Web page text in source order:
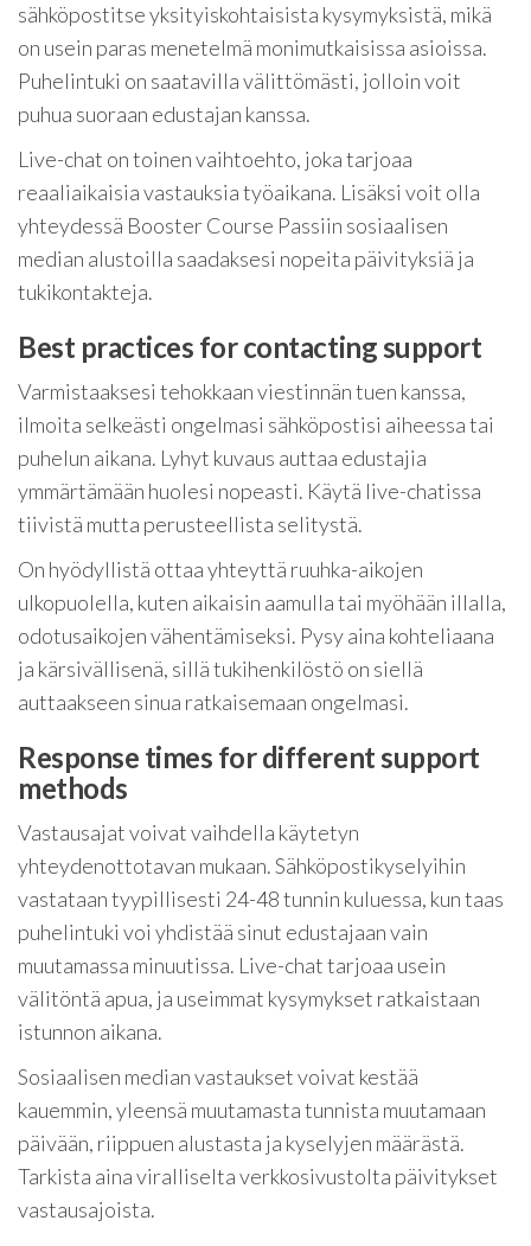
sähköpostitse yksityiskohtaisista kysymyksistä, mikä
on usein paras menetelmä monimutkaisissa asioissa.
Puhelintuki on saatavilla välittömästi, jolloin voit
puhua suoraan edustajan kanssa.
Live-chat on toinen vaihtoehto, joka tarjoaa
reaaliaikaisia vastauksia työaikana. Lisäksi voit olla
yhteydessä Booster Course Passiin sosiaalisen
median alustoilla saadaksesi nopeita päivityksiä ja
tukikontakteja.
Best practices for contacting support
Varmistaaksesi tehokkaan viestinnän tuen kanssa,
ilmoita selkeästi ongelmasi sähköpostisi aiheessa tai
puhelun aikana. Lyhyt kuvaus auttaa edustajia
ymmärtämään huolesi nopeasti. Käytä live-chatissa
tiivistä mutta perusteellista selitystä.
On hyödyllistä ottaa yhteyttä ruuhka-aikojen
ulkopuolella, kuten aikaisin aamulla tai myöhään illalla,
odotusaikojen vähentämiseksi. Pysy aina kohteliaana
ja kärsivällisenä, sillä tukihenkilöstö on siellä
auttaakseen sinua ratkaisemaan ongelmasi.
Response times for different support
methods
Vastausajat voivat vaihdella käytetyn
yhteydenottotavan mukaan. Sähköpostikyselyihin
vastataan tyypillisesti 24-48 tunnin kuluessa, kun taas
puhelintuki voi yhdistää sinut edustajaan vain
muutamassa minuutissa. Live-chat tarjoaa usein
välitöntä apua, ja useimmat kysymykset ratkaistaan
istunnon aikana.
Sosiaalisen median vastaukset voivat kestää
kauemmin, yleensä muutamasta tunnista muutamaan
päivään, riippuen alustasta ja kyselyjen määrästä.
Tarkista aina viralliselta verkkosivustolta päivitykset
vastausajoista.